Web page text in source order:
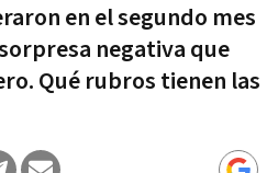
en el segundo mes
negativa que
Qué rubros tienen las